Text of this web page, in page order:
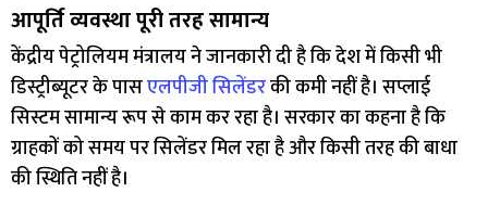
आपूर्ति व्यवस्था पूरी तरह सामान्य
केंद्रीय पेट्रोलियम मंत्रालय ने जानकारी दी है कि देश में किसी भी
डिस्ट्रीब्यूटर के पासएलपीजी सिलेंडरकी कमी नहीं है। सप्लाई
सिस्टम सामान्य रूप से काम कर रहा है। सरकार का कहना है कि
ग्राहकों को समय पर सिलेंडर मिल रहा है और किसी तरह की बाधा
की स्थिति नहीं है।